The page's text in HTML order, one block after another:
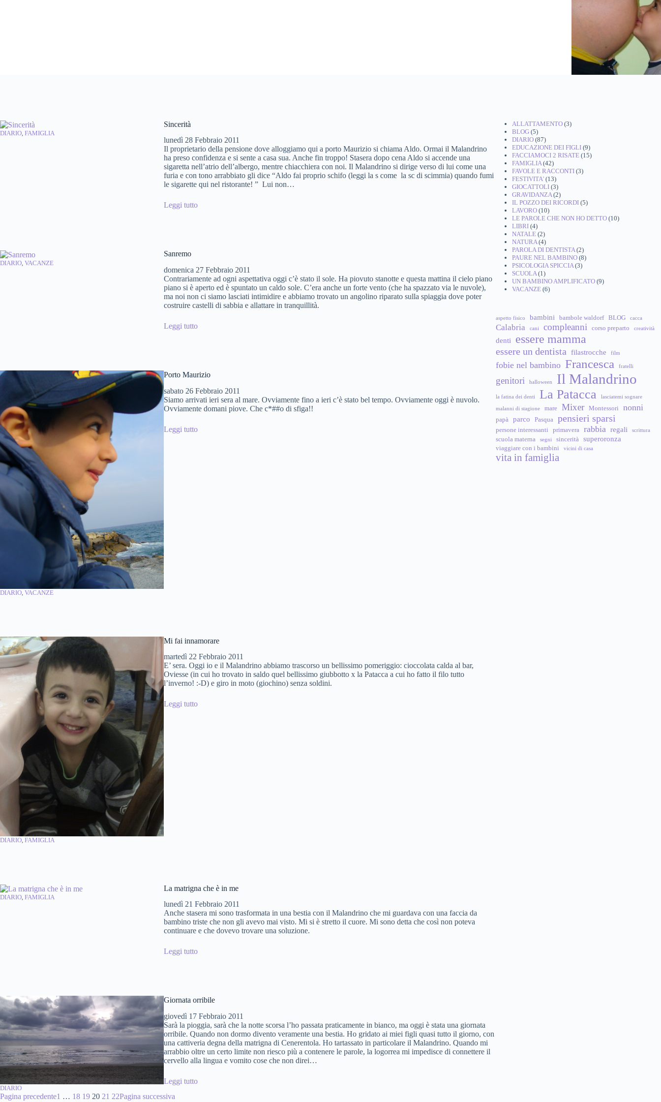
DIARIO, FAMIGLIA
Sincerità
lunedì 28 Febbraio 2011
Il proprietario della pensione dove alloggiamo qui a porto Maurizio si chiama Aldo. Ormai il Malandrino
ha preso confidenza e si sente a casa sua. Anche fin troppo! Stasera dopo cena Aldo si accende una
sigaretta nell’atrio dell’albergo, mentre chiacchiera con noi. Il Malandrino si dirige verso di lui come una
furia e con tono arrabbiato gli dice “Aldo fai proprio schifo (leggi la s come la sc di scimmia) quando fumi
le sigarette qui nel ristorante! ” Lui non…
Leggi tutto
DIARIO VACANZE
Sanremo
domenica 27 Febbraio 2011
Contrariamente ad ogni aspettativa oggi c’è stato il sole. Ha piovuto stanotte e questa mattina il cielo piano
piano si è aperto ed è spuntato un caldo sole. C’era anche un forte vento (che ha spazzato via le nuvole),
ma noi non ci siamo lasciati intimidire e abbiamo trovato un angolino riparato sulla spiaggia dove poter
costruire castelli di sabbia e allattare in tranquillità.
Leggi tutto
DIARIO VACANZE
Porto Maurizio
sabato 26 Febbraio 2011
Siamo arrivati ieri sera al mare. Ovviamente fino a ieri c’è stato bel tempo. Ovviamente oggi è nuvolo.
Ovviamente domani piove. Che c*##o di sfiga!!
Leggi tutto
DIARIO FAMIGLIA
Mi fai innamorare
martedì 22 Febbraio 2011
E’ sera. Oggi io e il Malandrino abbiamo trascorso un bellissimo pomeriggio: cioccolata calda al bar,
Oviesse (in cui ho trovato in saldo quel bellissimo giubbotto x la Patacca a cui ho fatto il filo tutto
l’inverno! :-D) e giro in moto (giochino) senza soldini.
Leggi tutto
DIARIO, FAMIGLIA
La matrigna che è in me
lunedì 21 Febbraio 2011
Anche stasera mi sono trasformata in una bestia con il Malandrino che mi guardava con una faccia da
bambino triste che non gli avevo mai visto. Mi si è stretto il cuore. Mi sono detta che così non poteva
continuare e che dovevo trovare una soluzione.
Leggi tutto
DIARIO
Giornata orribile
giovedì 17 Febbraio 2011
Sarà la pioggia, sarà che la notte scorsa l’ho passata praticamente in bianco, ma oggi è stata una giornata
orribile. Quando non dormo divento veramente una bestia. Ho gridato ai miei figli quasi tutto il giorno, con
una cattiveria degna della matrigna di Cenerentola. Ho tartassato in particolare il Malandrino. Quando mi
arrabbio oltre un certo limite non riesco più a contenere le parole, la logorrea mi impedisce di connettere il
cervello alla lingua e vomito cose che non direi…
Leggi tutto
Pagina precedente1 … 18 19 20 21 22Pagina successiva
ALLATTAMENTO(3)
BLOG(5)
DIARIO(87)
EDUCAZIONE DEI FIGLI(9)
FACCIAMOCI 2 RISATE(15)
FAMIGLIA(42)
FAVOLE E RACCONTI(3)
FESTIVITA'(13)
GIOCATTOLI(3)
GRAVIDANZA(2)
IL POZZO DEI RICORDI(5)
LAVORO(10)
LE PAROLE CHE NON HO DETTO(10)
LIBRI(4)
NATALE(2)
NATURA(4)
PAROLA DI DENTISTA(2)
PAURE NEL BAMBINO(8)
PSICOLOGIA SPICCIA(3)
SCUOLA(1)
UN BAMBINO AMPLIFICATO(9)
VACANZE(6)
aspetto fisico bambini bambole waldorf BLOG cacca
Calabria cani compleanni corso preparto creatività
denti essere mamma
essere un dentista filastrocche film
fobie nel bambino Francesca fratelli
genitori halloween Il Malandrino
la fatina dei denti La Patacca lasciatemi sognare
malanni di stagione mare Mixer Montessori nonni
papà parco Pasqua pensieri sparsi
persone interessanti primavera rabbia regali scrittura
scuola materna segni sincerità superoronza
viaggiare con i bambini vicini di casa
vita in famiglia